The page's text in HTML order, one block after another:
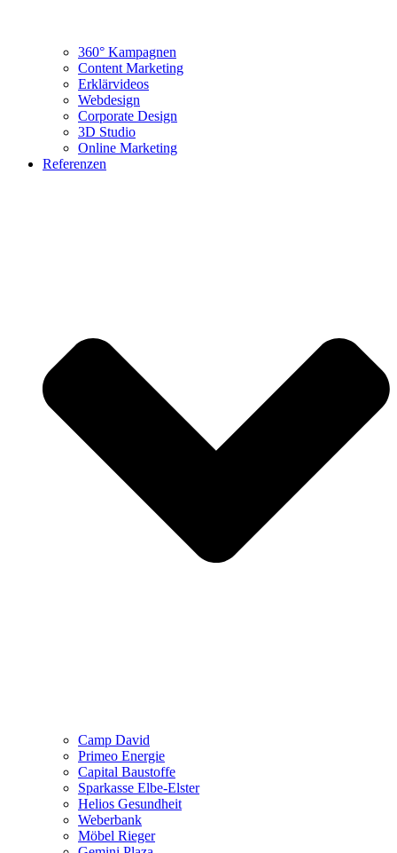
360° Kampagnen
Content Marketing
Erklärvideos
Webdesign
Corporate Design
3D Studio
Online Marketing
Referenzen
Camp David
Primeo Energie
Capital Baustoffe
Sparkasse Elbe-Elster
Helios Gesundheit
Weberbank
Möbel Rieger